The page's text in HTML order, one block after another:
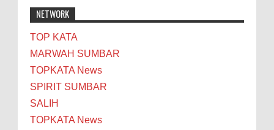
NETWORK
TOP KATA
MARWAH SUMBAR
TOPKATA News
SPIRIT SUMBAR
SALIH
TOPKATA News